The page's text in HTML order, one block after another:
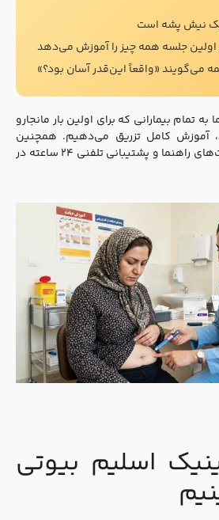
نیش پشه است
جلسه همه چیز را آموزش می‌دهد
می‌گویند «واقعاً این‌قدر آسان بود؟»
تمام بیمارانی که برای اولین بار مانجارو
آموزش کامل تزریق می‌دهیم. همچنین
ویدیوهای آموزشی، پمفلت‌های راهنما و پشتیبانی تلفنی ۲۴ ساعته در
اسلیم بیوتی